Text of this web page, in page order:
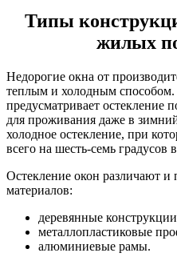
Типы
жилых
Недорогие окна от
теплым и холодным
предусматривает остекление
для проживания даже в
холодное остекление, при
всего на шесть-семь
Остекление окон различают и
материалов:
деревянные
металлопластиковые
алюминиевые рамы.